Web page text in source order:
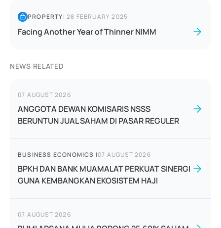
PROPERTY|28 FEBRUARY 2025
Facing Another Year of Thinner NIMM
NEWS RELATED
07 AUGUST 2026
ANGGOTA DEWAN KOMISARIS NSSS
BERUNTUN JUAL SAHAM DI PASAR REGULER
BUSINESS ECONOMICS |07 AUGUST 2026
BPKH DAN BANK MUAMALAT PERKUAT SINERGI
GUNA KEMBANGKAN EKOSISTEM HAJI
07 AUGUST 2026